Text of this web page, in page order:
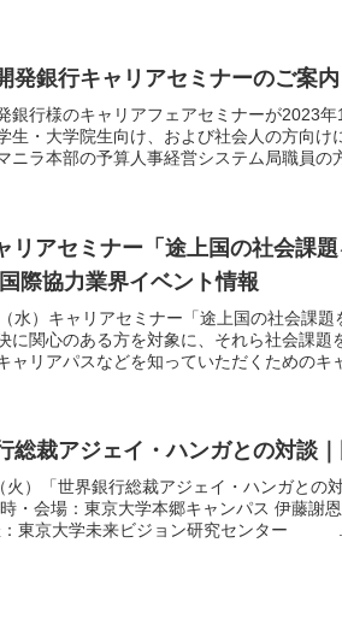
発銀行キャリアセミナーのご案
銀行様のキャリアフェアセミナーが2023
生・大学院生向け、および社会人の方向
ニラ本部の予算人事経営システム局職員の
リアセミナー「途上国の社会課
際協力業界イベント情報
水）キャリアセミナー「途上国の社会課
に関心のある方を対象に、それら社会課題
ャリアパスなどを知っていただくためのキ
総裁アジェイ・ハンガとの対談
火）「世界銀行総裁アジェイ・ハンガとの
・会場：東京大学本郷キャンパス 伊藤謝
：東京大学未来ビジョン研究センター